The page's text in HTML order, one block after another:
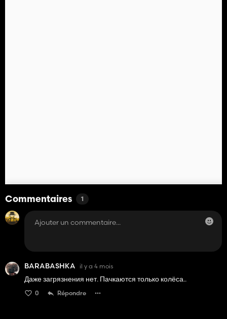
Commentaires 1
BARABASHKA il y a 4 mois
Даже загрязнения нет. Пачкаются только колёса..
0 Répondre